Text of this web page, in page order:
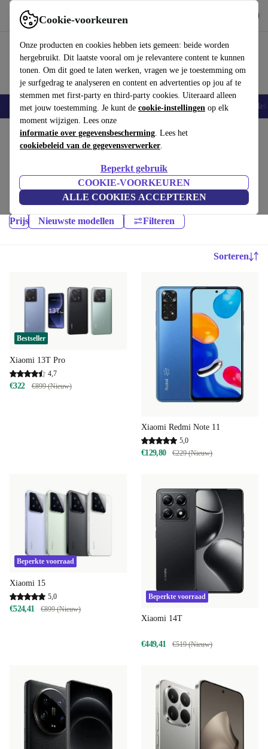
Cookie-voorkeuren
Onze producten en cookies hebben iets gemeen: beide worden
hergebruikt. Dit laatste vooral om je relevantere content te kunnen
tonen. Om dit goed te laten werken, vragen we je toestemming om
je surfgedrag te analyseren en content en advertenties op jou af te
stemmen met first-party en third-party cookies. Uiteraard alleen
met jouw toestemming. Je kunt de cookie-instellingen op elk
moment wijzigen. Lees onze
informatie over gegevensbescherming. Lees het
cookiebeleid van de gegevensverwerker.
Beperkt gebruik
COOKIE-VOORKEUREN
ALLE COOKIES ACCEPTEREN
Gebruik refurbed snel en eenvoudig
Smartphones Laptops Tablets Smartwatches Accessoires
Home Producten Smartphones
Hoogwaardige refurbished Xiaomi Mobiele Telefoons voor een
geweldige prijs. Jouw duurzame keuze met minimaal 12 maanden
Prijs Nieuwste modellen Filteren
Sorteren
Bestseller
Xiaomi 13T Pro
4,7
€322 €899 (Nieuw)
Xiaomi Redmi Note 11
5,0
€129,80 €229 (Nieuw)
Beperkte voorraad
Xiaomi 15
5,0
€524,41 €899 (Nieuw)
Beperkte voorraad
Xiaomi 14T
€449,41 €519 (Nieuw)